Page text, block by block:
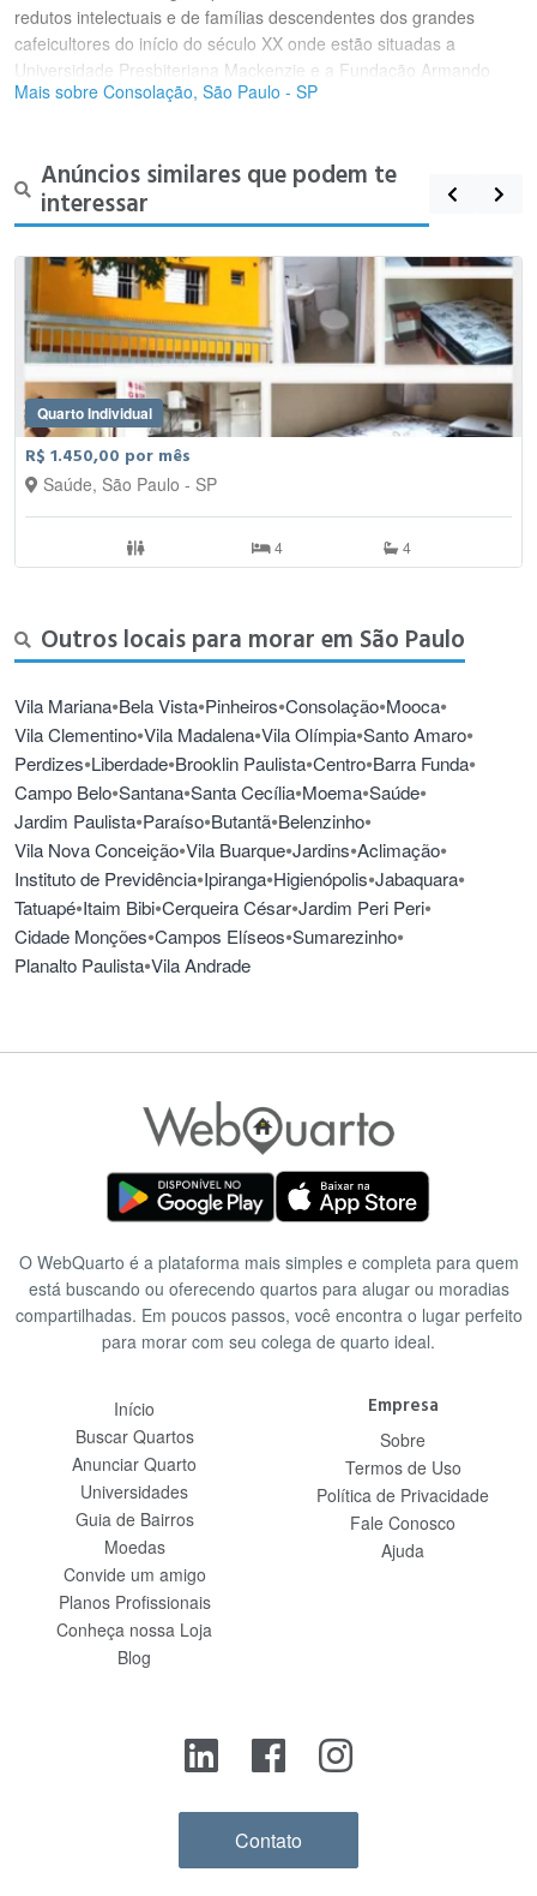
redutos intelectuais e de famílias descendentes dos grandes
cafeicultores do início do século XX onde estão situadas a
Universidade Presbiteriana Mackenzie e a Fundação Armando
Álvares Penteado O distrito é atendido pela linhas 2-Verde
Futuramente também será atendido pela Linha 6-Laranja, com a
construção da Estação Higienópolis–Mackenzie e Estação
Angélica-Pacaembu.
Mais sobre Consolação, São Paulo - SP
Anúncios similares que podem te
interessar
Quarto Individual
R$ 1.450,00 por mês
Saúde, São Paulo - SP
4 4
Outros locais para morar em São Paulo
Vila Mariana•Bela Vista•Pinheiros•Consolação•Mooca•
Vila Clementino•Vila Madalena•Vila Olímpia•Santo Amaro•
Perdizes•Liberdade•Brooklin Paulista•Centro•Barra Funda•
Campo Belo•Santana•Santa Cecília•Moema•Saúde•
Jardim Paulista•Paraíso•Butantã•Belenzinho•
Vila Nova Conceição•Vila Buarque•Jardins•Aclimação•
Instituto de Previdência•Ipiranga•Higienópolis•Jabaquara•
Tatuapé•Itaim Bibi•Cerqueira César•Jardim Peri Peri•
Cidade Monções•Campos Elíseos•Sumarezinho•
Planalto Paulista•Vila Andrade
O WebQuarto é a plataforma mais simples e completa para quem
está buscando ou oferecendo quartos para alugar ou moradias
compartilhadas. Em poucos passos, você encontra o lugar perfeito
para morar com seu colega de quarto ideal.
Início
Buscar Quartos
Anunciar Quarto
Universidades
Guia de Bairros
Moedas
Convide um amigo
Planos Profissionais
Conheça nossa Loja
Blog
Empresa
Sobre
Termos de Uso
Política de Privacidade
Fale Conosco
Ajuda
Contato